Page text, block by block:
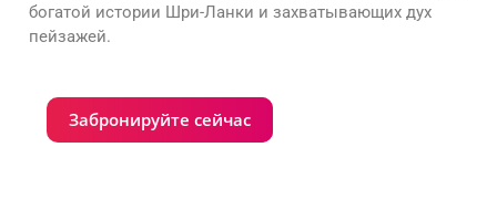
богатой истории Шри-Ланки и захватывающих дух
пейзажей.
Забронируйте сейчас